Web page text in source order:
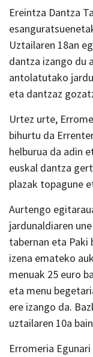
Ereintza Dantza
Uztailaren 18an
dantza izango du
antolatutako
eta dantzaz
Urtez urte,
bihurtu da
helburua da adin
euskal dantza
plazak topagune
Aurtengo
jardunaldiaren
tabernan eta Paki
izena emateko
menuak 25 euro
eta menu
ere izango da.
uztailaren 10a
Erromeria